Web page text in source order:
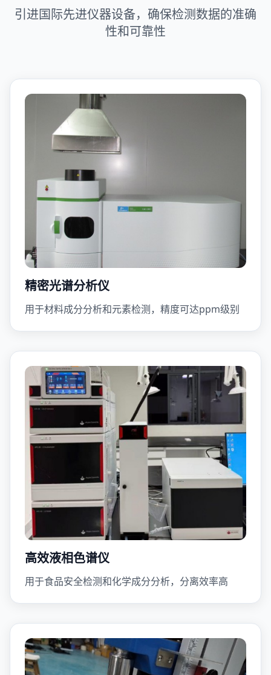
引进国际先进仪器设备，确保检测数据的准确
性和可靠性
精密光谱分析仪
用于材料成分分析和元素检测，精度可达ppm级别
高效液相色谱仪
用于食品安全检测和化学成分分析，分离效率高